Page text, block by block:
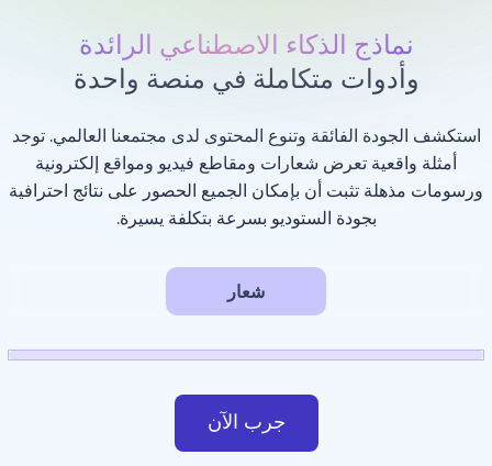
الذكاء الاصطناعي الرائدة
متكاملة في منصة واحدة
الفائقة وتنوع المحتوى لدى مجتمعنا العالمي. توجد
تعرض شعارات ومقاطع فيديو ومواقع إلكترونية
تثبت أن بإمكان الجميع الحصور على نتائج احترافية
بجودة الستوديو بسرعة بتكلفة يسيرة.